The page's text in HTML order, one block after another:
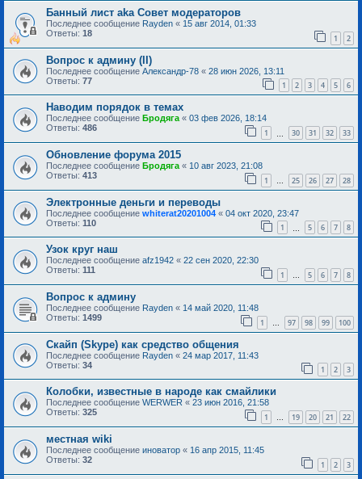
Банный лист aka Совет модераторов
Последнее сообщение Rayden « 15 авг 2014, 01:33
Ответы: 18 1 2
Вопрос к админу (II)
Последнее сообщение Александр-78 « 28 июн 2026, 13:11
Ответы: 77 1 2 3 4 5 6
Наводим порядок в темах
Последнее сообщение Бродяга« 03 фев 2026, 18:14
Ответы: 486 1 30 31 32 33
Обновление форума 2015
Последнее сообщение Бродяга « 10 авг 2023, 21:08
Ответы: 413 1 … 25 26 27 28
Электронные деньги и переводы
Последнее сообщение whiterat20201004 « 04 окт 2020, 23:47
Ответы: 110 1 5 6 7 8
Узок круг наш
Последнее сообщение afz1942 « 22 сен 2020, 22:30
Ответы: 111 1 … 5 6 7 8
Вопрос к админу
Последнее сообщение Rayden « 14 май 2020, 11:48
Ответы: 1499 1 … 97 98 99 100
Скайп (Skype) как средство общения
Последнее сообщение Rayden « 24 мар 2017, 11:43
Ответы: 34 1 2 3
Колобки, известные в народе как смайлики
Последнее сообщение WERWER « 23 июн 2016, 21:58
Ответы: 325 1 … 19 20 21 22
местная wiki
Последнее сообщение иноватор « 16 апр 2015, 11:45
Ответы: 32 1 2 3